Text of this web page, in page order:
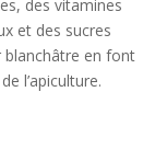
des vitamines
et des sucres
blanchâtre en font
l’apiculture.